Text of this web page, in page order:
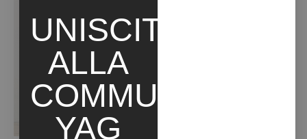
UNISCITI
ALLA
COMMUNITY
YAG